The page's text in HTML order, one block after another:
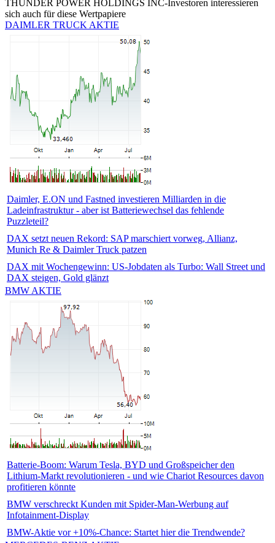
THUNDER POWER HOLDINGS INC-Investoren interessieren
sich auch für diese Wertpapiere
DAIMLER TRUCK AKTIE
Daimler, E.ON und Fastned investieren Milliarden in die
Ladeinfrastruktur - aber ist Batteriewechsel das fehlende
Puzzleteil?
DAX setzt neuen Rekord: SAP marschiert vorweg, Allianz,
Munich Re & Daimler Truck patzen
DAX mit Wochengewinn: US-Jobdaten als Turbo: Wall Street und
DAX steigen, Gold glänzt
BMW AKTIE
Batterie-Boom: Warum Tesla, BYD und Großspeicher den
Lithium-Markt revolutionieren - und wie Chariot Resources davon
profitieren könnte
BMW verschreckt Kunden mit Spider-Man-Werbung auf
Infotainment-Display
BMW-Aktie vor +10%-Chance: Startet hier die Trendwende?